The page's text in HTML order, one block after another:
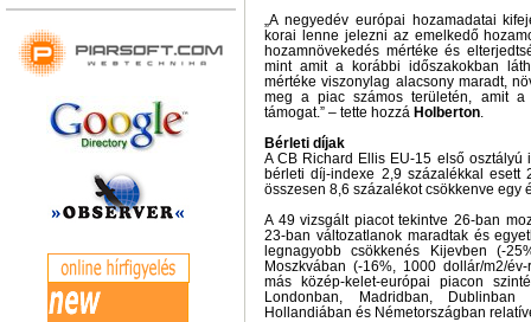
„A negyedév európai hozamadatai
korai lenne jelezni az emelkedő
hozamnövekedés mértéke és
mint amit a korábbi időszakokban
mértéke viszonylag alacsony maradt,
meg a piac számos területén, amit a
támogat.” – tette hozzá Holberton.
Bérleti díjak
A CB Richard Ellis EU-15 első osztályú
bérleti díj-indexe 2,9 százalékkal esett
összesen 8,6 százalékot csökkenve egy
A 49 vizsgált piacot tekintve 26-ban
23-ban változatlanok maradtak és
legnagyobb csökkenés Kijevben (-
Moszkvában (-16%, 1000 dollár/m2/
más közép-kelet-európai piacon
Londonban, Madridban,
Hollandiában és Németországban